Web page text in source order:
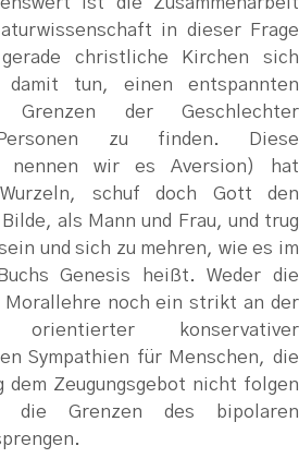
in dieser Frage
christliche Kirchen sich
damit tun, einen entspannten
der Geschlechter
Personen zu finden. Diese
nennen wir es Aversion) hat
schuf doch Gott den
als Mann und Frau, und trug
und sich zu mehren, wie es im
Genesis heißt. Weder die
noch ein strikt an der
konservativer
Sympathien für Menschen, die
dem Zeugungsgebot nicht folgen
die Grenzen des bipolaren